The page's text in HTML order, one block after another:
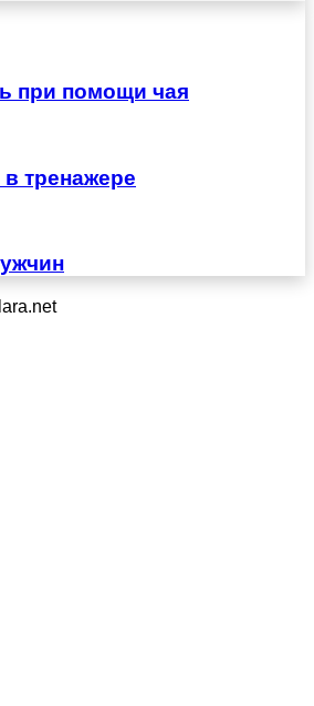
при помощи чая
тренажере